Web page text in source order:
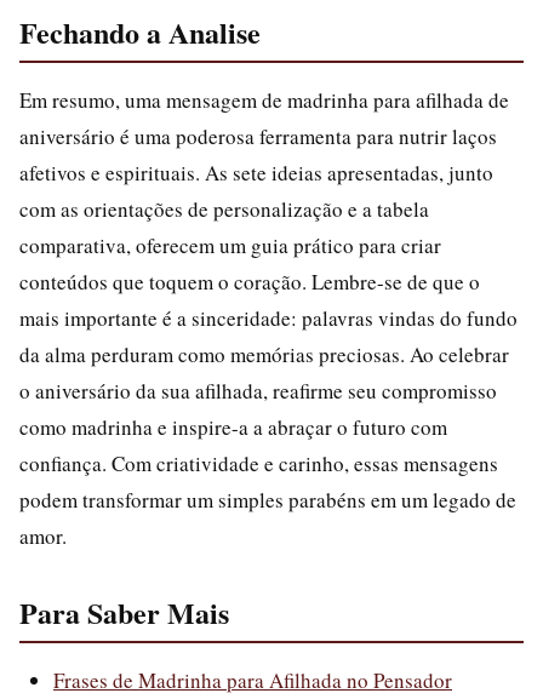
Fechando a Analise
Em resumo, uma mensagem de madrinha para afilhada de
aniversário é uma poderosa ferramenta para nutrir laços
afetivos e espirituais. As sete ideias apresentadas, junto
com as orientações de personalização e a tabela
comparativa, oferecem um guia prático para criar
conteúdos que toquem o coração. Lembre-se de que o
mais importante é a sinceridade: palavras vindas do fundo
da alma perduram como memórias preciosas. Ao celebrar
o aniversário da sua afilhada, reafirme seu compromisso
como madrinha e inspire-a a abraçar o futuro com
confiança. Com criatividade e carinho, essas mensagens
podem transformar um simples parabéns em um legado de
amor.
Para Saber Mais
Frases de Madrinha para Afilhada no Pensador